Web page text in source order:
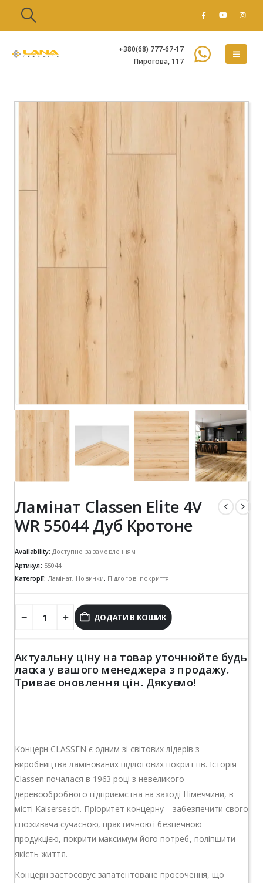
+380(68) 777-67-17
Пирогова, 117
Ламінат Classen Elite 4V
WR 55044 Дуб Кротоне
Availability: Доступно за замовленням
Артикул: 55044
Категорії: Ламінат, Новинки, Підлогові покриття
ДОДАТИ В КОШИК
Актуальну ціну на товар уточнюйте будь
ласка у вашого менеджера з продажу.
Триває оновлення цін. Дякуємо!
Концерн CLASSEN є одним зі світових лідерів з
виробництва ламінованих підлогових покриттів. Історія
Classen почалася в 1963 році з невеликого
деревообробного підприємства на заході Німеччини, в
місті Kaisersesch. Пріоритет концерну – забезпечити свого
споживача сучасною, практичною і безпечною
продукцією, покрити максимум його потреб, поліпшити
якість життя.
Концерн застосовує запатентоване просочення, що